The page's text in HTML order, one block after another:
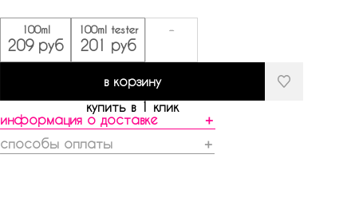
100ml
209 руб
100ml tester
201 руб
-
в корзину
купить в 1 клик
информация о доставке
＋
способы оплаты
＋